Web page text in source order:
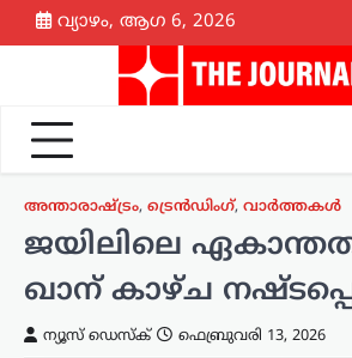
Skip
to
വ്യാഴം, ആഗ 6, 2026
അന്താരാഷ്ട്രം, ട്രെൻഡിംഗ്, വാർത്തകൾ
ജയിലിലെ
ഖാന് കാഴ്ച
ന്യൂസ് ഡെസ്ക് ഫെബ്രുവരി 13, 2026